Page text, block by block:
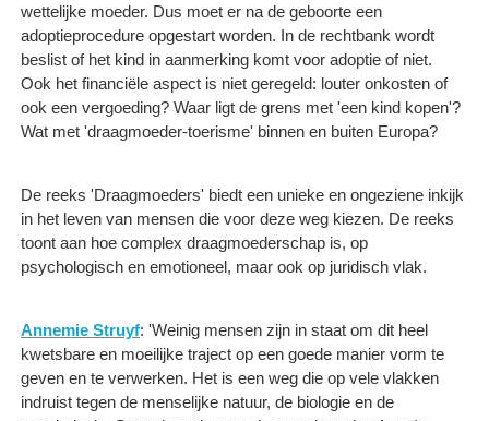
wettelijke moeder. Dus moet er na de geboorte een
adoptieprocedure opgestart worden. In de rechtbank wordt
beslist of het kind in aanmerking komt voor adoptie of niet.
Ook het financiële aspect is niet geregeld: louter onkosten of
ook een vergoeding? Waar ligt de grens met 'een kind kopen'?
Wat met 'draagmoeder-toerisme' binnen en buiten Europa?
De reeks 'Draagmoeders' biedt een unieke en ongeziene inkijk
in het leven van mensen die voor deze weg kiezen. De reeks
toont aan hoe complex draagmoederschap is, op
psychologisch en emotioneel, maar ook op juridisch vlak.
Annemie Struyf: 'Weinig mensen zijn in staat om dit heel
kwetsbare en moeilijke traject op een goede manier vorm te
geven en te verwerken. Het is een weg die op vele vlakken
indruist tegen de menselijke natuur, de biologie en de